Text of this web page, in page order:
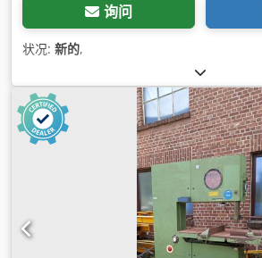
询问
状况: 新的,